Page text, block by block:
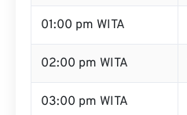
01:00 pm WITA
02:00 pm WITA
03:00 pm WITA